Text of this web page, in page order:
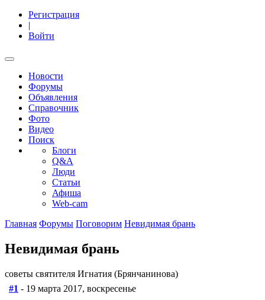
Регистрация
|
Войти
Новости
Форумы
Объявления
Справочник
Фото
Видео
Поиск
Блоги
Q&A
Люди
Статьи
Афиша
Web-cam
Главная Форумы Поговорим Невидимая брань
Невидимая брань
советы святителя Игнатия (Брянчанинова)
#1 - 19 марта 2017, воскресенье